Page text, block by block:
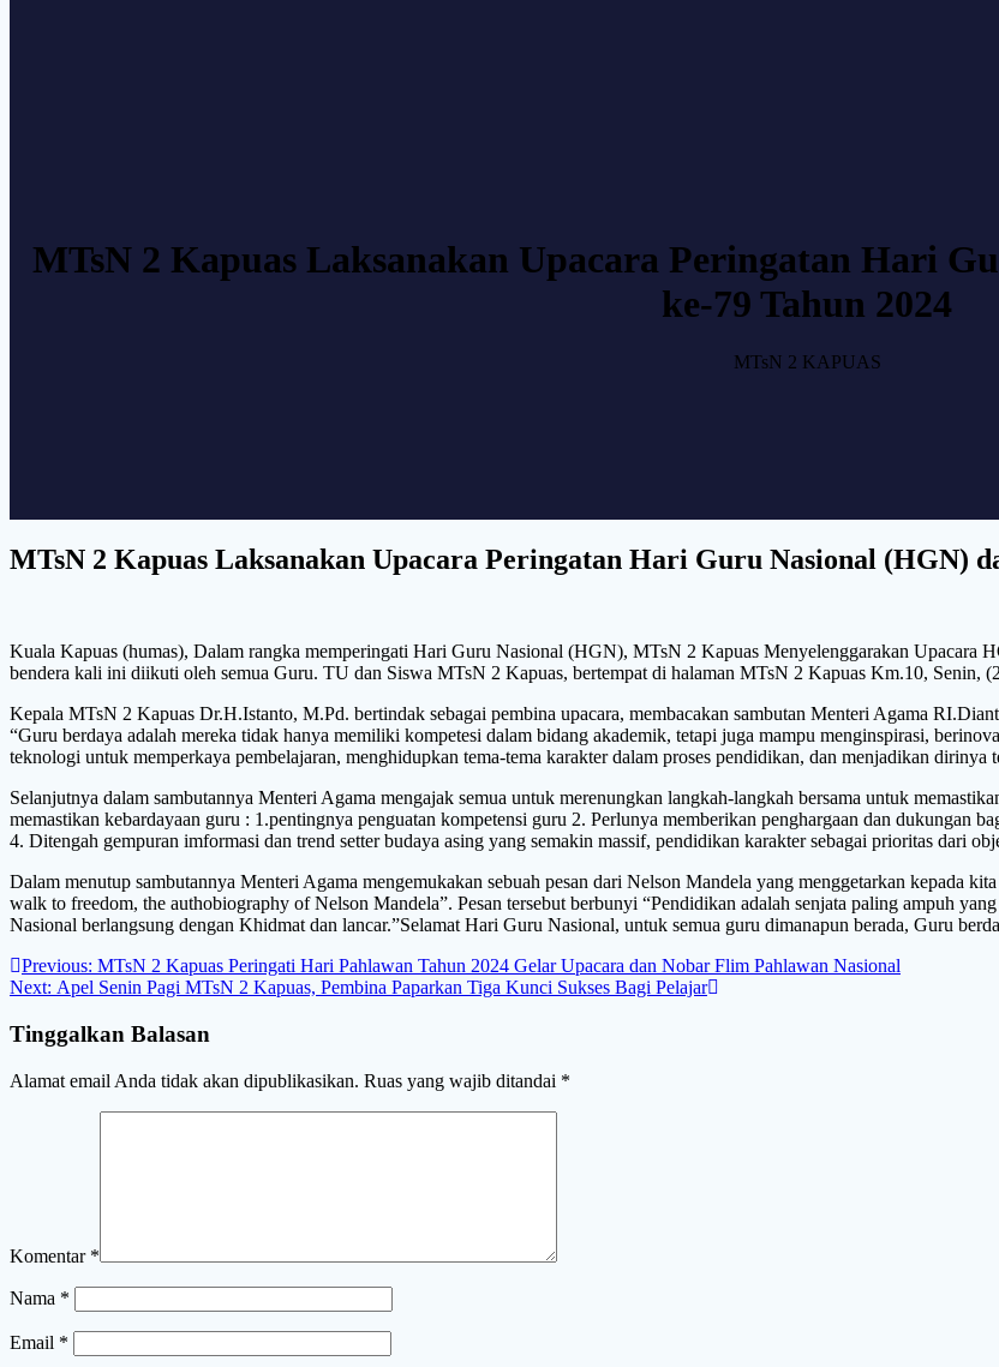
MTsN 2 Kapuas Laksanakan Upacara Peringatan Hari
ke-79 Tahun 2024
MTsN 2 KAPUAS
MTsN 2 Kapuas Laksanakan Upacara Peringatan Hari Guru Nasional (HGN)
Kuala Kapuas (humas), Dalam rangka memperingati Hari Guru Nasional (HGN), MTsN 2 Kapuas Menyelenggarakan Upacara
bendera kali ini diikuti oleh semua Guru. TU dan Siswa MTsN 2 Kapuas, bertempat di halaman MTsN 2 Kapuas Km.10, Senin,
Kepala MTsN 2 Kapuas Dr.H.Istanto, M.Pd. bertindak sebagai pembina upacara, membacakan sambutan Menteri Agama
“Guru berdaya adalah mereka tidak hanya memiliki kompetesi dalam bidang akademik, tetapi juga mampu menginspirasi,
teknologi untuk memperkaya pembelajaran, menghidupkan tema-tema karakter dalam proses pendidikan, dan menjadikan dirinya
Selanjutnya dalam sambutannya Menteri Agama mengajak semua untuk merenungkan langkah-langkah bersama untuk
memastikan kebardayaan guru : 1.pentingnya penguatan kompetensi guru 2. Perlunya memberikan penghargaan dan dukungan
4. Ditengah gempuran imformasi dan trend setter budaya asing yang semakin massif, pendidikan karakter sebagai prioritas dari
Dalam menutup sambutannya Menteri Agama mengemukakan sebuah pesan dari Nelson Mandela yang menggetarkan kepada
walk to freedom, the authobiography of Nelson Mandela”. Pesan tersebut berbunyi “Pendidikan adalah senjata paling ampuh
Nasional berlangsung dengan Khidmat dan lancar.”Selamat Hari Guru Nasional, untuk semua guru dimanapun berada, Guru
Navigasi
pos
Previous: Previous
post:
MTsN 2 Kapuas Peringati Hari Pahlawan Tahun 2024 Gelar Upacara dan Nobar Flim Pahlawan Nasional
Next: Next
Apel Senin Pagi MTsN 2 Kapuas, Pembina Paparkan Tiga Kunci Sukses Bagi Pelajar
Tinggalkan Balasan
Alamat email Anda tidak akan dipublikasikan. Ruas yang wajib ditandai *
Komentar *
Nama *
Email *